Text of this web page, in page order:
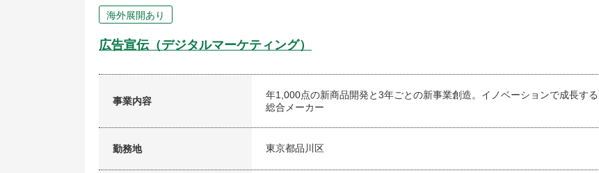
海外展開あり
広告宣伝（デジタルマーケティング）
事業内容
年1,000点の新商品開発と3年ごとの新事業創造。イノベーションで成長する
総合メーカー
勤務地 東京都品川区